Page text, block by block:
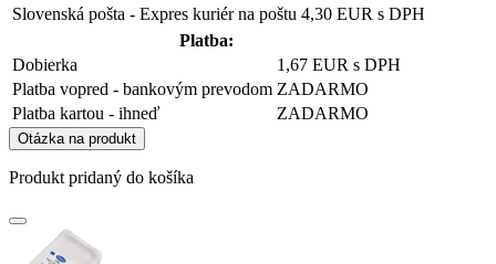
Slovenská pošta - Expres kuriér na poštu 4,30 EUR s DPH
Platba:
Dobierka
1,67 EUR s DPH
Platba vopred - bankovým prevodom ZADARMO
Platba kartou - ihneď
ZADARMO
Otázka na produkt
Produkt pridaný do košíka